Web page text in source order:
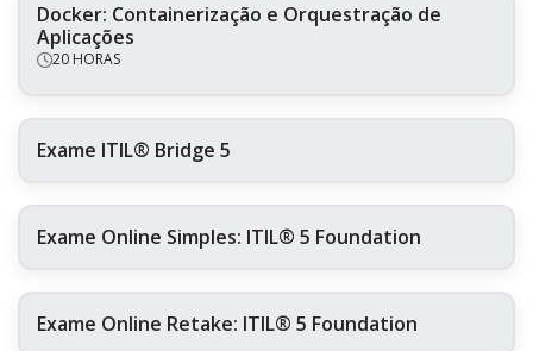
Docker: Containerização e Orquestração de
Aplicações
20 HORAS
Exame ITIL® Bridge 5
Exame Online Simples: ITIL® 5 Foundation
Exame Online Retake: ITIL® 5 Foundation